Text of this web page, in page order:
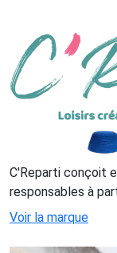
C'Reparti conçoit
responsables à
Voir la marque